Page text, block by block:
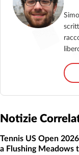
Notizie
Tennis US Open
a Flushing Meadows